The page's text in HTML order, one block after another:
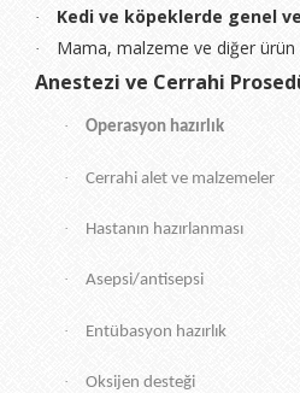
· Kedi ve köpeklerde genel
· Mama, malzeme ve diğer ürün
Anestezi ve Cerrahi
· Operasyon hazırlık
· Cerrahi alet ve malzemeler
· Hastanın hazırlanması
· Asepsi/antisepsi
· Entübasyon hazırlık
· Oksijen desteği